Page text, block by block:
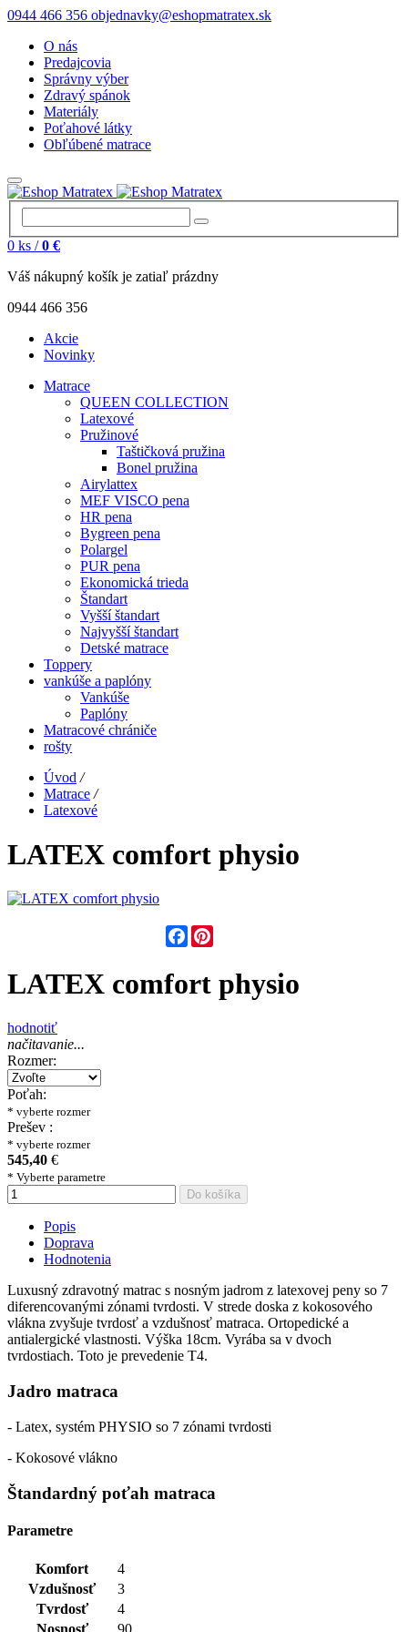
0944 466 356 objednavky@eshopmatratex.sk
O nás
Predajcovia
Správny výber
Zdravý spánok
Materiály
Poťahové látky
Obľúbené matrace
0 ks / 0 €
Váš nákupný košík je zatiaľ prázdny
0944 466 356
Akcie
Novinky
Matrace
QUEEN COLLECTION
Latexové
Pružinové
Taštičková pružina
Bonel pružina
Airylattex
MEF VISCO pena
HR pena
Bygreen pena
Polargel
PUR pena
Ekonomická trieda
Štandart
Vyšší štandart
Najvyšší štandart
Detské matrace
Toppery
vankúše a paplóny
Vankúše
Paplóny
Matracové chrániče
rošty
Úvod /
Matrace /
Latexové
LATEX comfort physio
Facebook
LATEX comfort physio
hodnotiť
načitavanie...
Rozmer:
Poťah:
* vyberte rozmer
Prešev :
* vyberte rozmer
545,40 €
* Vyberte parametre
Do košíka
Popis
Doprava
Hodnotenia
Luxusný zdravotný matrac s nosným jadrom z latexovej peny so 7
diferencovanými zónami tvrdosti. V strede doska z kokosového
vlákna zvyšuje tvrdosť a vzdušnosť matraca. Ortopedické a
antialergické vlastnosti. Výška 18cm. Vyrába sa v dvoch
tvrdostiach. Toto je prevedenie T4.
Jadro matraca
- Latex, systém PHYSIO so 7 zónami tvrdosti
- Kokosové vlákno
Štandardný poťah matraca
Parametre
Komfort
4
Vzdušnosť
3
Tvrdosť
4
Nosnosť
90